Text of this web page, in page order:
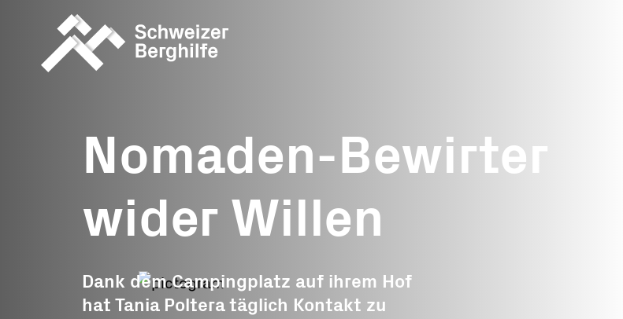
Geschichten
können
Allgemeine Spende
Ereignisspende
Monatsprojekte
Projektspende
Trauerspende
Gesuch einreichen
Nomaden-Bewirter
wider Willen
Dank dem Campingplatz auf ihrem Hof
hat Tania Poltera täglich Kontakt zu